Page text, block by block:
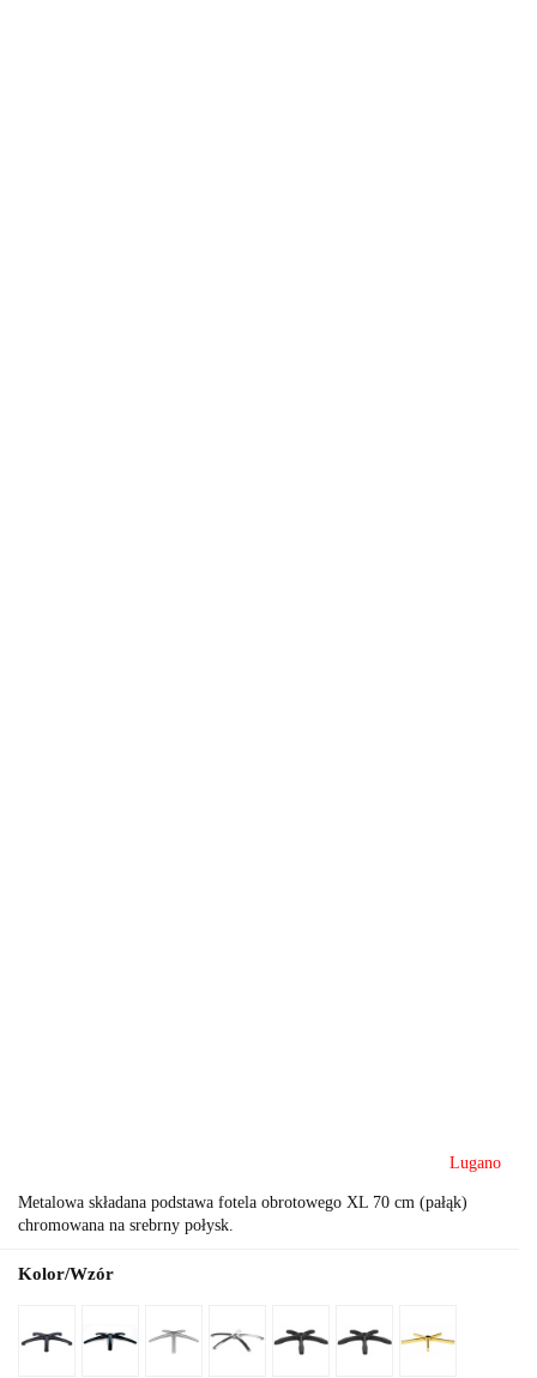
Lugano
Metalowa składana podstawa fotela obrotowego XL 70 cm (pałąk)
chromowana na srebrny połysk.
Kolor/Wzór